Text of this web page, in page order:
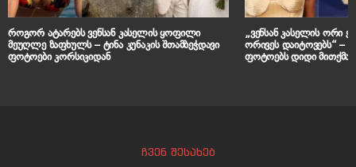
როგორ ატარებს ვენსან კასელის ყოფილი
მეუღლე ზაფხულს – ტინა კუნაკის შთამბეჭდავი
ფოტოები კორსიკიდან
„ვენსან კასელის ორი
ორივეს დაიტოვებს“ – ნარა ბაპტისტას ახალ
ფოტოებს დიდი მითქმა-
ჩვენ შესახებ